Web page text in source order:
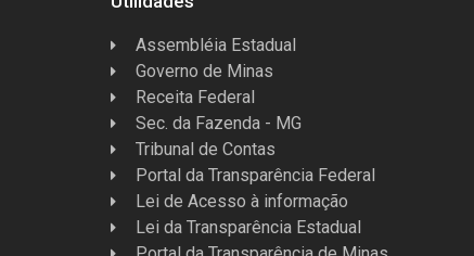
Assembléia Estadual
Governo de Minas
Receita Federal
Sec. da Fazenda - MG
Tribunal de Contas
Portal da Transparência Federal
Lei de Acesso à informação
Lei da Transparência Estadual